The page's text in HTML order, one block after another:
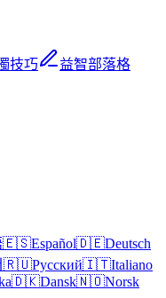
技巧
益智部落格
🇪🇸Español🇩🇪Deutsch
🇷🇺Русский🇮🇹Italiano
🇩🇰Dansk🇳🇴Norsk